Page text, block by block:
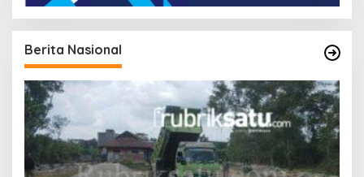
Berita Nasional